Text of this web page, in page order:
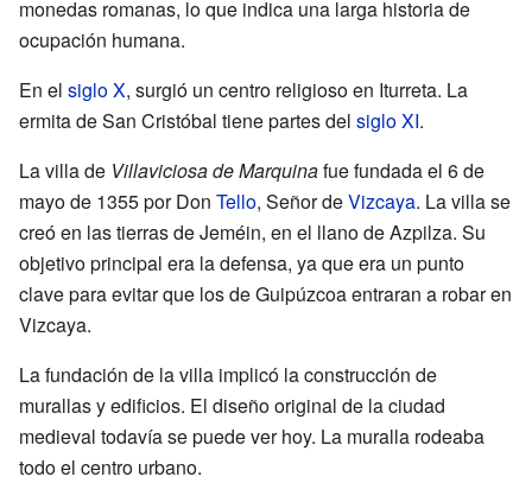
monedas romanas, lo que indica una larga historia de
ocupación humana.
En el siglo X, surgió un centro religioso en Iturreta. La
ermita de San Cristóbal tiene partes del siglo XI.
La villa de Villaviciosa de Marquinafue fundada el 6 de
mayo de 1355 por Don Tello, Señor deVizcaya. La villa se
creó en las tierras de Jeméin, en el llano de Azpilza. Su
objetivo principal era la defensa, ya que era un punto
clave para evitar que los de Guipúzcoa entraran a robar en
Vizcaya.
La fundación de la villa implicó la construcción de
murallas y edificios. El diseño original de la ciudad
medieval todavía se puede ver hoy. La muralla rodeaba
todo el centro urbano.